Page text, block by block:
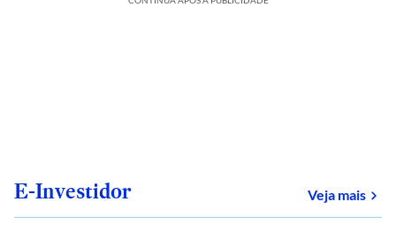
E-Investidor Veja mais